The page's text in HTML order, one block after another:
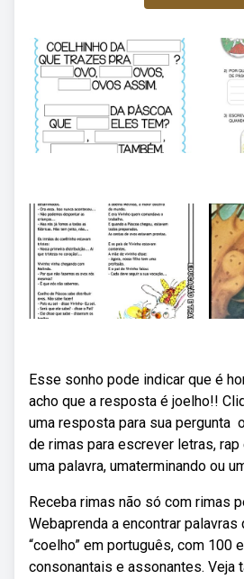
Esse sonho pode indicar que é
acho que a resposta é joelho!!
uma resposta para sua pergunta
de rimas para escrever letras,
uma palavra, umaterminando ou
Receba rimas não só com rimas
Webaprenda a encontrar palavras
“coelho” em português, com 100
consonantais e assonantes. Veja